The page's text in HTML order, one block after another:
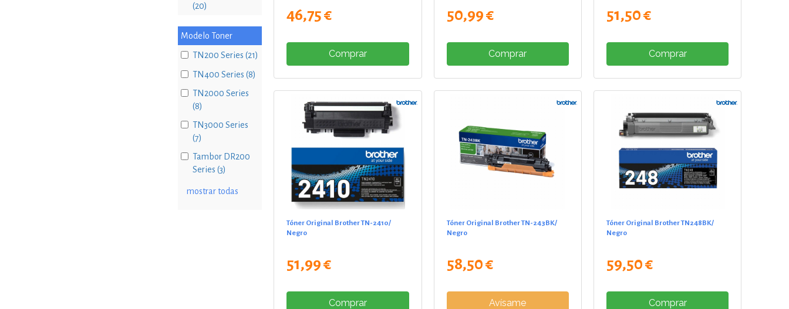
(20)
Modelo Toner
TN200 Series (21)
TN400 Series (8)
TN2000 Series
(8)
TN3000 Series
(7)
Tambor DR200
Series (3)
mostrar todas
46,75 €
Comprar
50,99 €
Comprar
51,50 €
Comprar
Tóner Original Brother TN-2410/
Negro
51,99 €
Comprar
Tóner Original Brother TN-243BK/
Negro
58,50 €
Avísame
Tóner Original Brother TN248BK/
Negro
59,50 €
Comprar